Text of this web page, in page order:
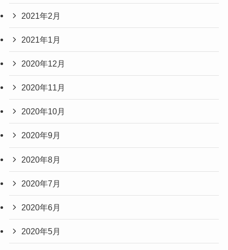
2021年2月
2021年1月
2020年12月
2020年11月
2020年10月
2020年9月
2020年8月
2020年7月
2020年6月
2020年5月